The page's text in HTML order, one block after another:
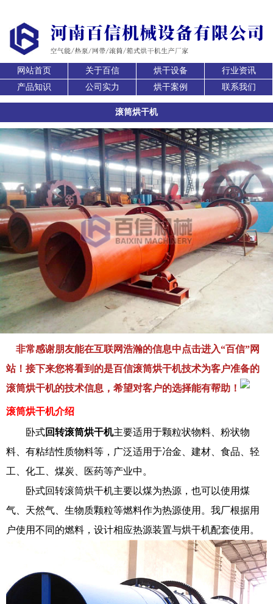
网站首页 关于百信 烘干设备
行业资讯
产品知识
公司实力 烘干案例 联系我们
滚筒烘干机
非常感谢朋友能在互联网浩瀚的信息中点击进入“百信”网
站！ 接下来您将看到的是百信滚筒烘干机技术为客户准备的
滚筒烘干机的技术信息，希望对客户的选择能有帮助！
滚筒烘干机介绍
卧式回转滚筒烘干机主要适用于颗粒状物料、粉状物
料、有粘结性质物料等，广泛适用于冶金、建材、食品、轻
工、化工、煤炭、医药等产业中。
卧式回转滚筒烘干机主要以煤为热源，也可以使用煤
气、天然气、生物质颗粒等燃料作为热源使用。我厂根据用
户使用不同的燃料，设计相应热源装置与烘干机配套使用。